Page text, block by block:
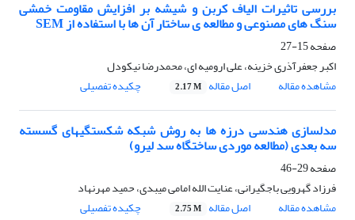
بررسی تاثیرات الیاف کربن و شیشه بر افزایش مقاومت خمشی
سنگ های مصنوعی و مطالعه ی ساختار آن ها با استفاده از SEM
صفحه15-27
اکبر جعفرآذری خزینه، علی ارومیه ای، محمدرضا نیکودل
مشاهده مقاله
اصل مقاله 2.17 M چکیده تفصیلی
مدلسازی هندسی درزه ها به روش شبکه شکستگیهای گسسته
سه بعدی (مطالعه موردی ساختگاه سد لیرو)
صفحه29-46
فرزاد گهرویی باجگیرانی، عنایت الله امامی میبدی، حمید مهرنهاد
مشاهده مقاله
اصل مقاله 2.75 M چکیده تفصیلی